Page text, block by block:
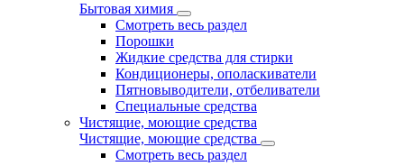
Бытовая химия
Смотреть весь раздел
Порошки
Жидкие средства для стирки
Кондиционеры, ополаскиватели
Пятновыводители, отбеливатели
Специальные средства
Чистящие, моющие средства
Чистящие, моющие средства
Смотреть весь раздел